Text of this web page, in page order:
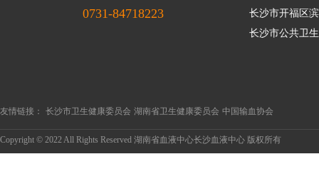
0731-84718223
长沙市开福区
长沙市公共卫
友情链接： 长沙市卫生健康委员会 湖南省卫生健康委员会 中国输血协会
Copyright © 2022 All Rights Reserved 湖南省血液中心长沙血液中心 版权所有